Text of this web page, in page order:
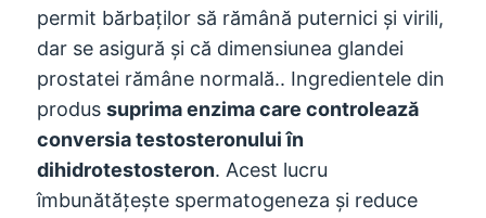
permit bărbaților să rămână puternici și virili,
dar se asigură și că dimensiunea glandei
prostatei rămâne normală.. Ingredientele din
produssuprima enzima care controlează
conversia testosteronului în
dihidrotestosteron. Acest lucru
îmbunătățește spermatogeneza și reduce